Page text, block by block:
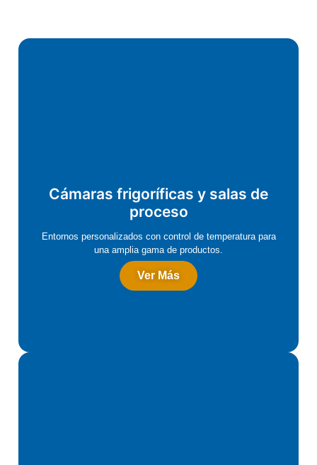
Cámaras frigoríficas y salas de
proceso
Entornos personalizados con control de temperatura para
una amplia gama de productos.
Ver Más